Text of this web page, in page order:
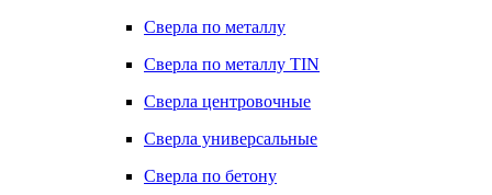
Сверла по металлу
Сверла по металлу TIN
Сверла центровочные
Сверла универсальные
Сверла по бетону